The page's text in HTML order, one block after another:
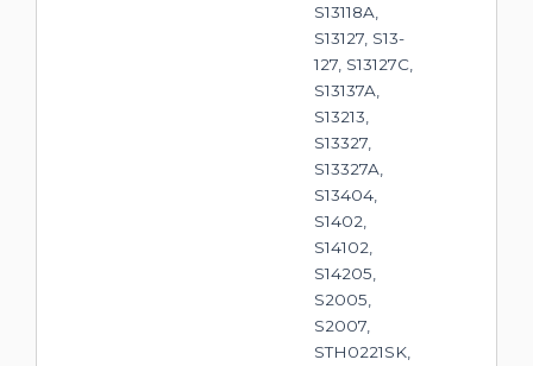
S13118A,
S13127, S13-
127, S13127C,
S13137A,
S13213,
S13327,
S13327A,
S13404,
S1402,
S14102,
S14205,
S2005,
S2007,
STH0221SK,